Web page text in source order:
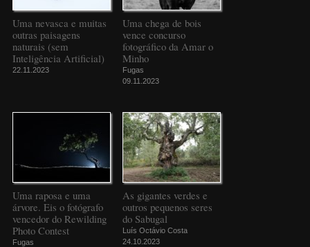
Uma nevasca e muitas
outras paisagens
naturais (sem
Inteligência Artificial)
22.11.2023
Uma chega de bois
vence concurso
fotográfico da Amar o
Minho
Fugas
09.11.2023
Uma raposa e uma
árvore. Eis o fotógrafo
vencedor do Rewilding
Photo Contest
Fugas
As gigantes verdes e
outros pequenos seres
do Sabugal
Luís Octávio Costa
24.10.2023